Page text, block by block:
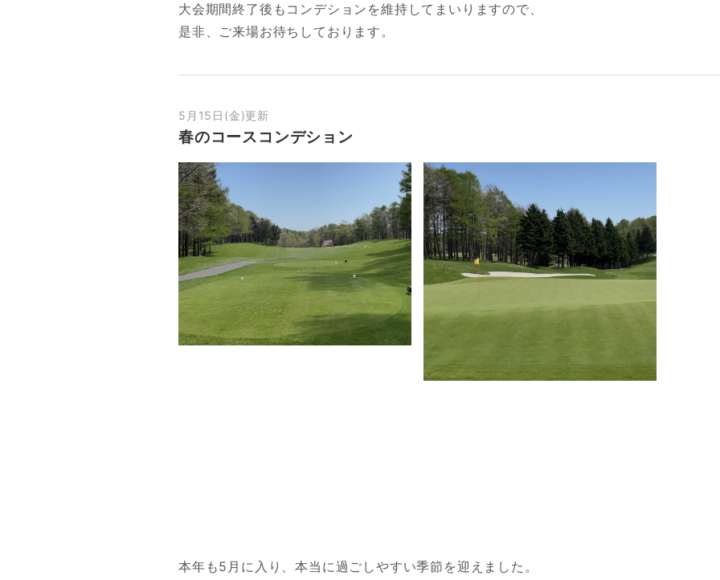
大会期間終了後もコンデションを維持してまいりますので、
是非、ご来場お待ちしております。
5月15日(金)更新
春のコースコンデション
本年も5月に入り、本当に過ごしやすい季節を迎えました。